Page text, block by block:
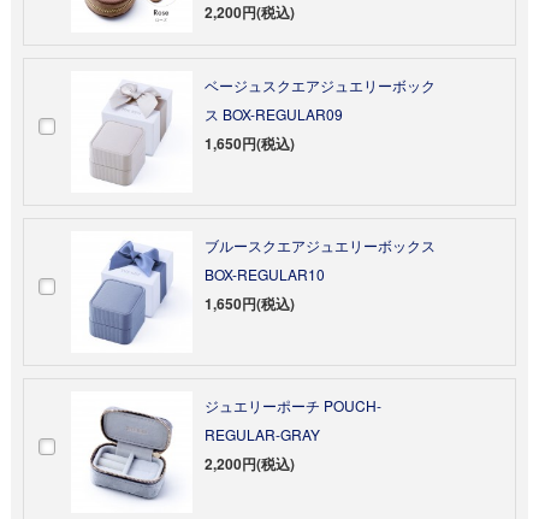
2,200円(税込)
ベージュスクエアジュエリーボック
ス BOX-REGULAR09
1,650円(税込)
ブルースクエアジュエリーボックス
BOX-REGULAR10
1,650円(税込)
ジュエリーポーチ POUCH-
REGULAR-GRAY
2,200円(税込)